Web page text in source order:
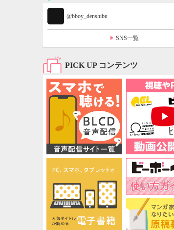
@bboy_denshibu
SNS一覧
PICK UP コンテンツ